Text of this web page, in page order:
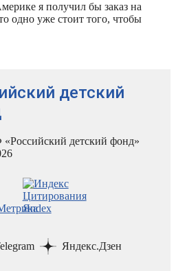
я получил бы заказ на
одно уже стоит того, чтобы
детский
детский фонд»
Яндекс.Дзен